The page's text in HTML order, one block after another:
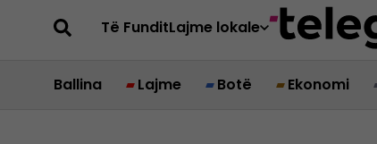
Të FunditLajme lokale
Ballina Lajme Botë Ekonomi